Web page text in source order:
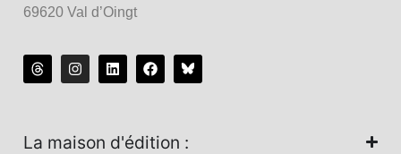
69620 Val d’Oingt
La maison d'édition :